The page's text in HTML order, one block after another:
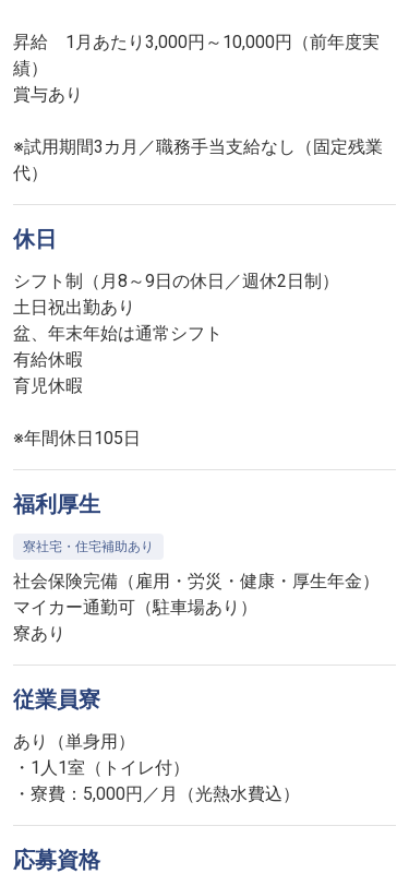
昇給 1月あたり3,000円～10,000円（前年度実
績）
賞与あり
※試用期間3カ月／職務手当支給なし（固定残業
代）
休日
シフト制（月8～9日の休日／週休2日制）
土日祝出勤あり
盆、年末年始は通常シフト
有給休暇
育児休暇
※年間休日105日
福利厚生
寮社宅・住宅補助あり
社会保険完備（雇用・労災・健康・厚生年金）
マイカー通勤可（駐車場あり）
寮あり
従業員寮
あり（単身用）
・1人1室（トイレ付）
・寮費：5,000円／月（光熱水費込）
応募資格